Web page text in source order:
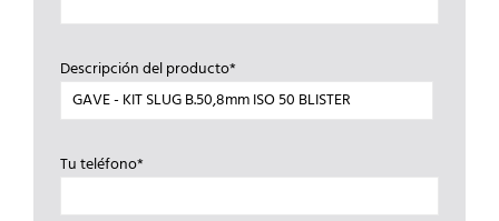
Descripción del producto*
Tu teléfono*